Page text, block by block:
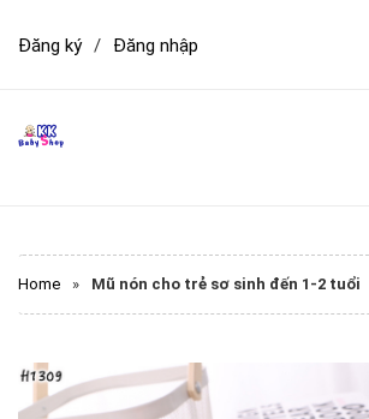
Đăng ký / Đăng nhập
Home » Mũ nón cho trẻ sơ sinh đến 1-2 tuổi